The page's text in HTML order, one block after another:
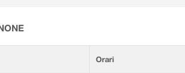
Orari